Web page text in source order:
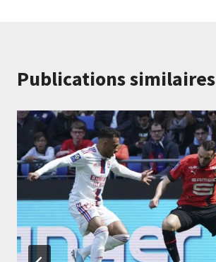
Publications similaires